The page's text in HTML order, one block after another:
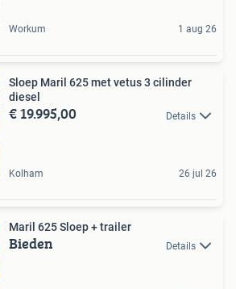
Workum 1 aug 26
Sloep Maril 625 met vetus 3 cilinder
diesel
€ 19.995,00 Details
Kolham 26 jul 26
Maril 625 Sloep + trailer
Bieden Details